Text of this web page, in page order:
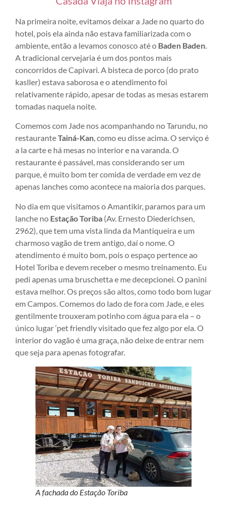
Na primeira noite, evitamos deixar a Jade no quarto do
hotel, pois ela ainda não estava familiarizada com o
ambiente, então a levamos conosco até o Baden Baden.
A tradicional cervejaria é um dos pontos mais
concorridos de Capivari. A bisteca de porco (do prato
kasller) estava saborosa e o atendimento foi
relativamente rápido, apesar de todas as mesas estarem
tomadas naquela noite.
Comemos com Jade nos acompanhando no Tarundu, no
restauranteTainá-Kan, como eu disse acima. O serviço é
a la carte e há mesas no interior e na varanda. O
restaurante é passável, mas considerando ser um
parque, é muito bom ter comida de verdade em vez de
apenas lanches como acontece na maioria dos parques.
No dia em que visitamos o Amantikir, paramos para um
lanche no Estação Toriba (Av. Ernesto Diederichsen,
2962), que tem uma vista linda da Mantiqueira e um
charmoso vagão de trem antigo, daí o nome. O
atendimento é muito bom, pois o espaço pertence ao
Hotel Toriba e devem receber o mesmo treinamento. Eu
pedi apenas uma bruschetta e me decepcionei. O panini
estava melhor. Os preços são altos, como todo bom lugar
em Campos. Comemos do lado de fora com Jade, e eles
gentilmente trouxeram potinho com água para ela – o
único lugar ‘pet friendly visitado que fez algo por ela. O
interior do vagão é uma graça, não deixe de entrar nem
que seja para apenas fotografar.
A fachada do Estação Toriba